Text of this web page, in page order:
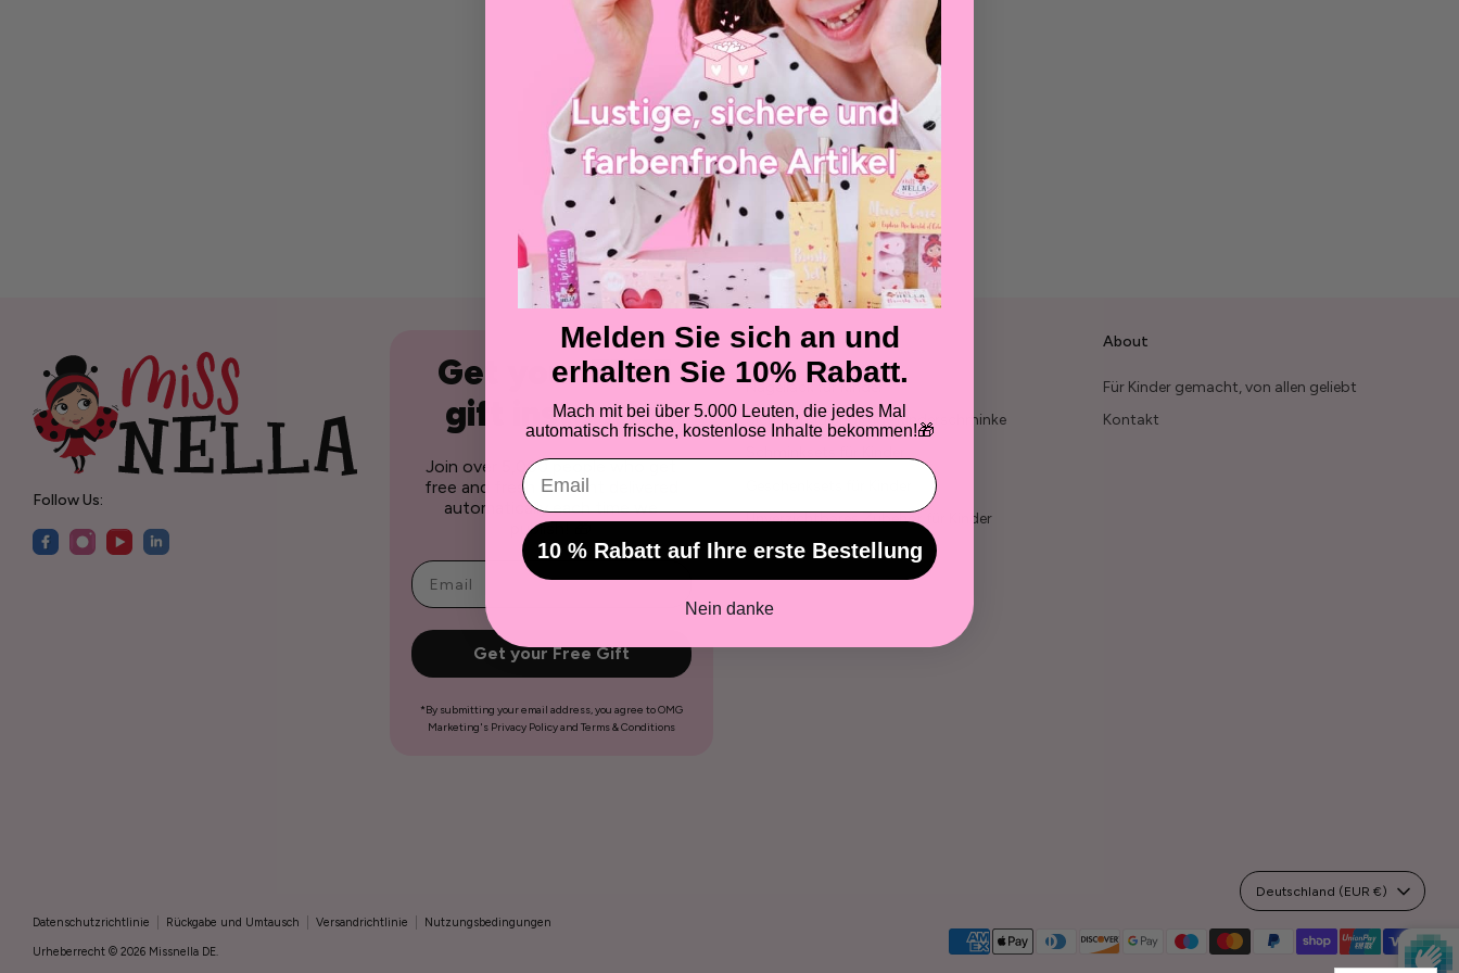
Account erstellen Zurück zum Shop
Follow Us:
Get your FREE
gift instantly
Join over 5,000 people who get
free and fresh content delivered
automatically each time we
publish! 🎁
Get your Free Gift
*By submitting your email address, you agree to OMG
Marketing's Privacy Policy and Terms & Conditions
SHOP
Nagellack für Kinder
Sichere und ungiftige Kinderschminke
Unverzichtbares Zubehör für Kinder
About
Für Kinder gemacht, von allen geliebt
Kontakt
Datenschutzrichtlinie Rückgabe und Umtausch Versandrichtlinie Nutzungsbedingungen
Urheberrecht © 2026 Missnella DE.
Währung
Deutschland (EUR €)
Akzeptierte
Melden Sie sich an und
erhalten Sie 10% Rabatt.
Mach mit bei über 5.000 Leuten, die jedes Mal
automatisch frische, kostenlose Inhalte bekommen!🎁
Email
10 % Rabatt auf Ihre erste Bestellung
Nein danke